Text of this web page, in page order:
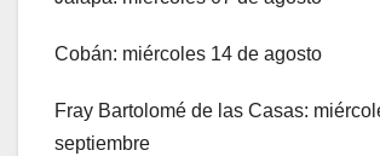
Cobán: miércoles 14 de agosto
Fray Bartolomé de las Casas:
septiembre